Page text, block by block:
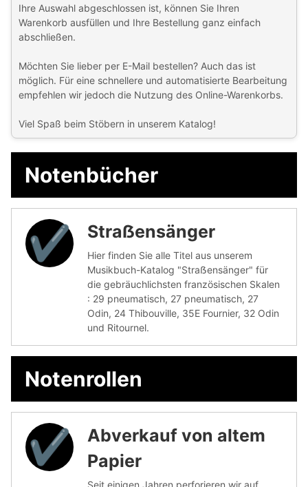
Ihre Auswahl abgeschlossen ist, können Sie Ihren
Warenkorb ausfüllen und Ihre Bestellung ganz einfach
abschließen.
Möchten Sie lieber per E-Mail bestellen? Auch das ist
möglich. Für eine schnellere und automatisierte Bearbeitung
empfehlen wir jedoch die Nutzung des Online-Warenkorbs.
Viel Spaß beim Stöbern in unserem Katalog!
Notenbücher
✔︎ Straẞensänger
Hier finden Sie alle Titel aus unserem
Musikbuch-Katalog "Straẞensänger" für
die gebräuchlichsten französischen Skalen
: 29 pneumatisch, 27 pneumatisch, 27
Odin, 24 Thibouville, 35E Fournier, 32 Odin
und Ritournel.
Notenrollen
✔︎
Abverkauf von altem
Papier
Seit einigen Jahren perforieren wir auf